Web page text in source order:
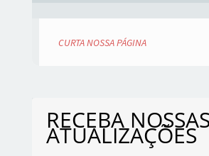
CURTA NOSSA PÁGINA
RECEBA NOSSAS
ATUALIZAÇÕES